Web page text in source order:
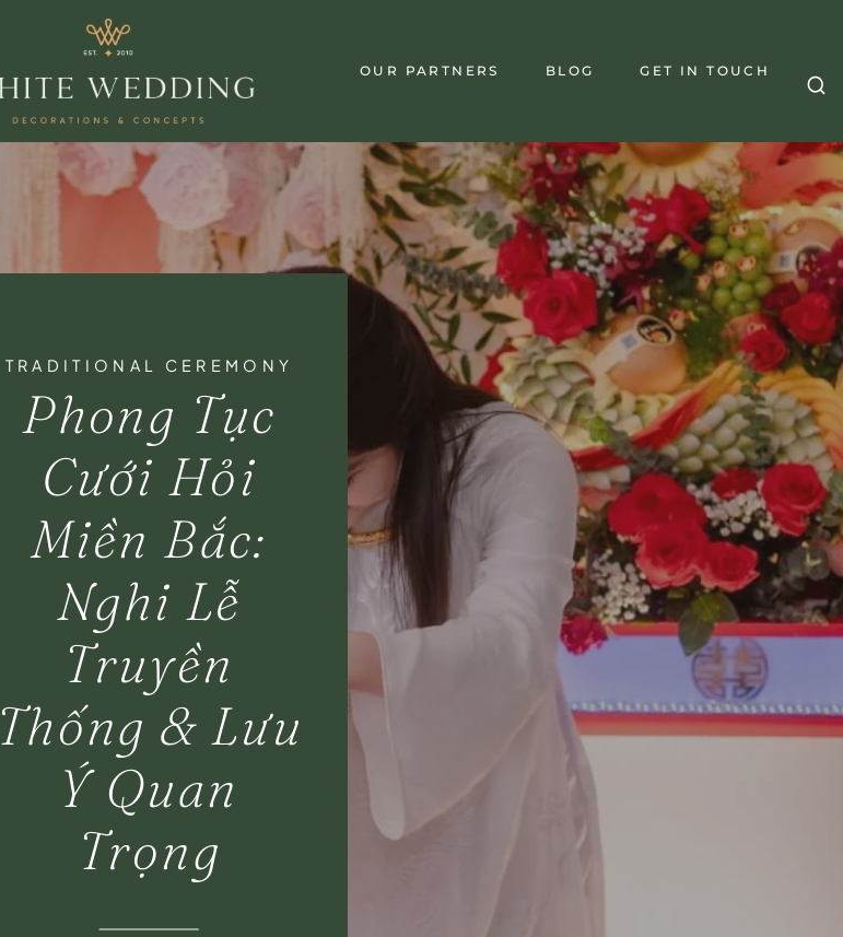
OUR PARTNERS BLOG GET IN TOUCH
TRADITIONAL CEREMONY
Phong Tục
Cưới Hỏi
Miền Bắc:
Nghi Lễ
Truyền
Thống & Lưu
Ý Quan
Trọng